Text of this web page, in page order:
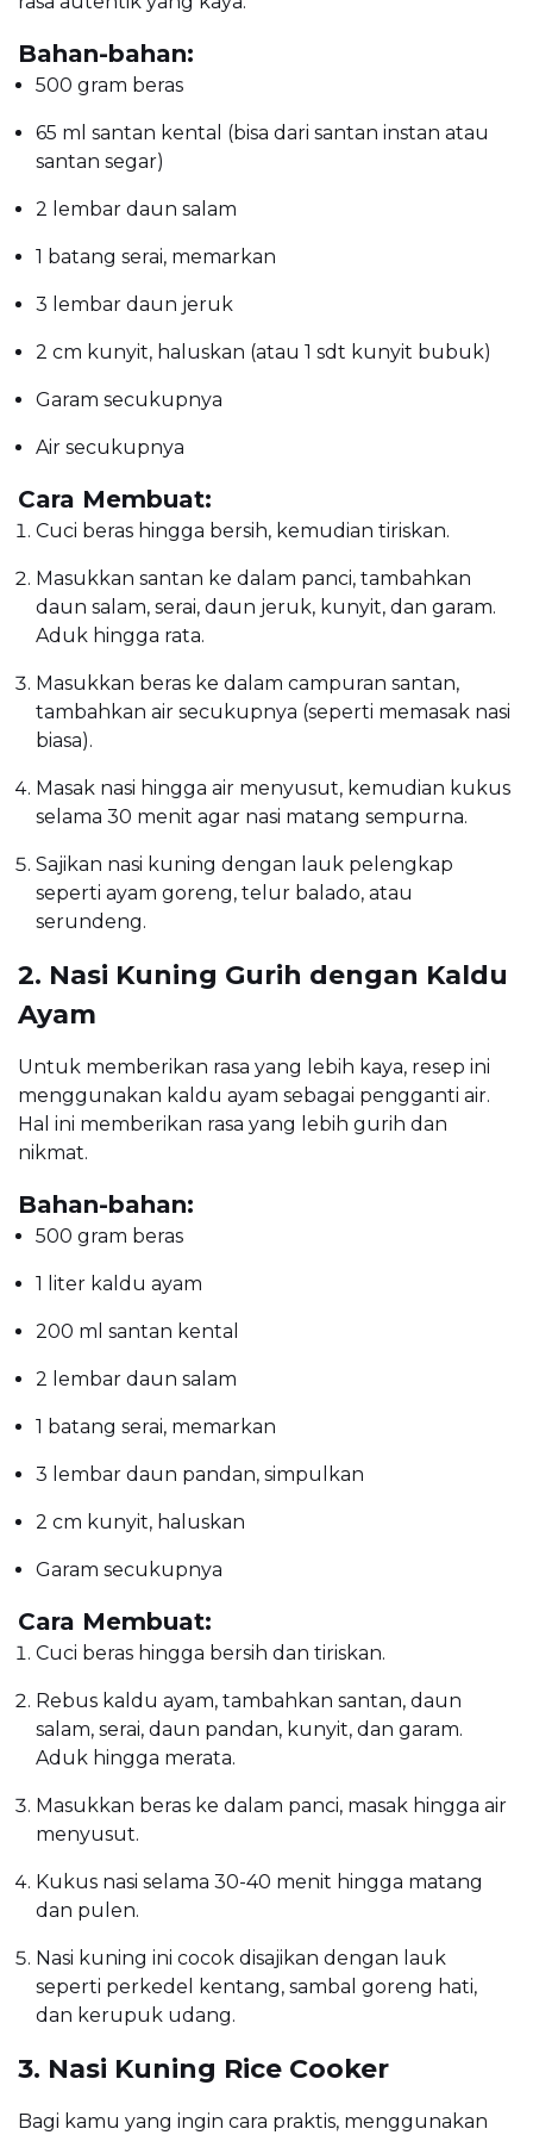
Bahan-bahan:
500 gram beras
65 ml santan kental (bisa dari santan instan atau
santan segar)
2 lembar daun salam
1 batang serai, memarkan
3 lembar daun jeruk
2 cm kunyit, haluskan (atau 1 sdt kunyit bubuk)
Garam secukupnya
Air secukupnya
Cara Membuat:
Cuci beras hingga bersih, kemudian tiriskan.
Masukkan santan ke dalam panci, tambahkan
daun salam, serai, daun jeruk, kunyit, dan garam.
Aduk hingga rata.
Masukkan beras ke dalam campuran santan,
tambahkan air secukupnya (seperti memasak nasi
biasa).
Masak nasi hingga air menyusut, kemudian kukus
selama 30 menit agar nasi matang sempurna.
Sajikan nasi kuning dengan lauk pelengkap
seperti ayam goreng, telur balado, atau
serundeng.
2. Nasi Kuning Gurih dengan Kaldu
Ayam
Untuk memberikan rasa yang lebih kaya, resep ini
menggunakan kaldu ayam sebagai pengganti air.
Hal ini memberikan rasa yang lebih gurih dan
nikmat.
Bahan-bahan:
500 gram beras
1 liter kaldu ayam
200 ml santan kental
2 lembar daun salam
1 batang serai, memarkan
3 lembar daun pandan, simpulkan
2 cm kunyit, haluskan
Garam secukupnya
Cara Membuat:
Cuci beras hingga bersih dan tiriskan.
Rebus kaldu ayam, tambahkan santan, daun
salam, serai, daun pandan, kunyit, dan garam.
Aduk hingga merata.
Masukkan beras ke dalam panci, masak hingga air
menyusut.
Kukus nasi selama 30-40 menit hingga matang
dan pulen.
Nasi kuning ini cocok disajikan dengan lauk
seperti perkedel kentang, sambal goreng hati,
dan kerupuk udang.
3. Nasi Kuning Rice Cooker
Bagi kamu yang ingin cara praktis, menggunakan